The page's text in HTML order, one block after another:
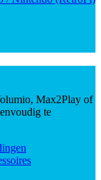
Max2Play of
te